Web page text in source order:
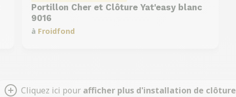
Portillon Cher et Clôture Yat'easy blanc
9016
à Froidfond
Cliquez ici pour afficher plus d'installation de clôture